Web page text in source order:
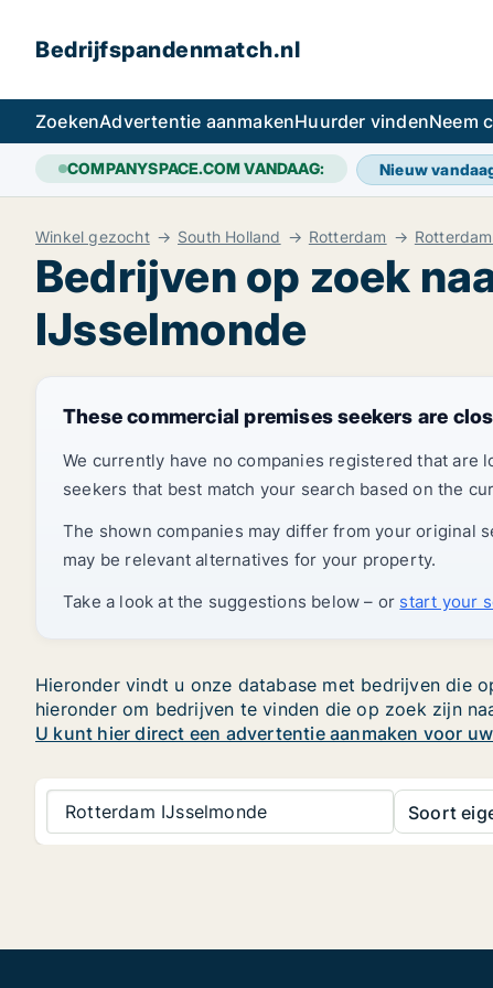
Bedrijfspandenmatch.nl
ZoekenAdvertentie aanmakenHuurder vindenNeem
COMPANYSPACE.COM VANDAAG: Nieuw
Winkel gezocht South Holland Rotterdam
Bedrijven op zoek
IJsselmonde
These commercial premises seekers are
We currently have no companies registered that
seekers that best match your search based on the
The shown companies may differ from your original
may be relevant alternatives for your property.
Take a look at the suggestions below – or start your
Hieronder vindt u onze database met bedrijven die
hieronder om bedrijven te vinden die op zoek zijn
U kunt hier direct een advertentie aanmaken voor
Rotterdam IJsselmonde Soort